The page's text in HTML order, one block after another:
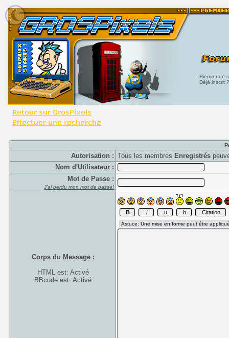
Bienvenue
Déjà inscrit
Autorisation : Tous les membres Enregistrés
Nom d'Utilisateur :
Mot de Passe :
J'ai perdu mon mot de passe!
Corps du Message :
HTML est: Activé
BBcode est: Activé